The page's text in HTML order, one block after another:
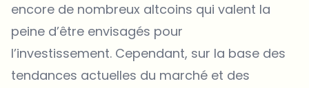
encore de nombreux altcoins qui valent la
peine d’être envisagés pour
l’investissement. Cependant, sur la base des
tendances actuelles du marché et des